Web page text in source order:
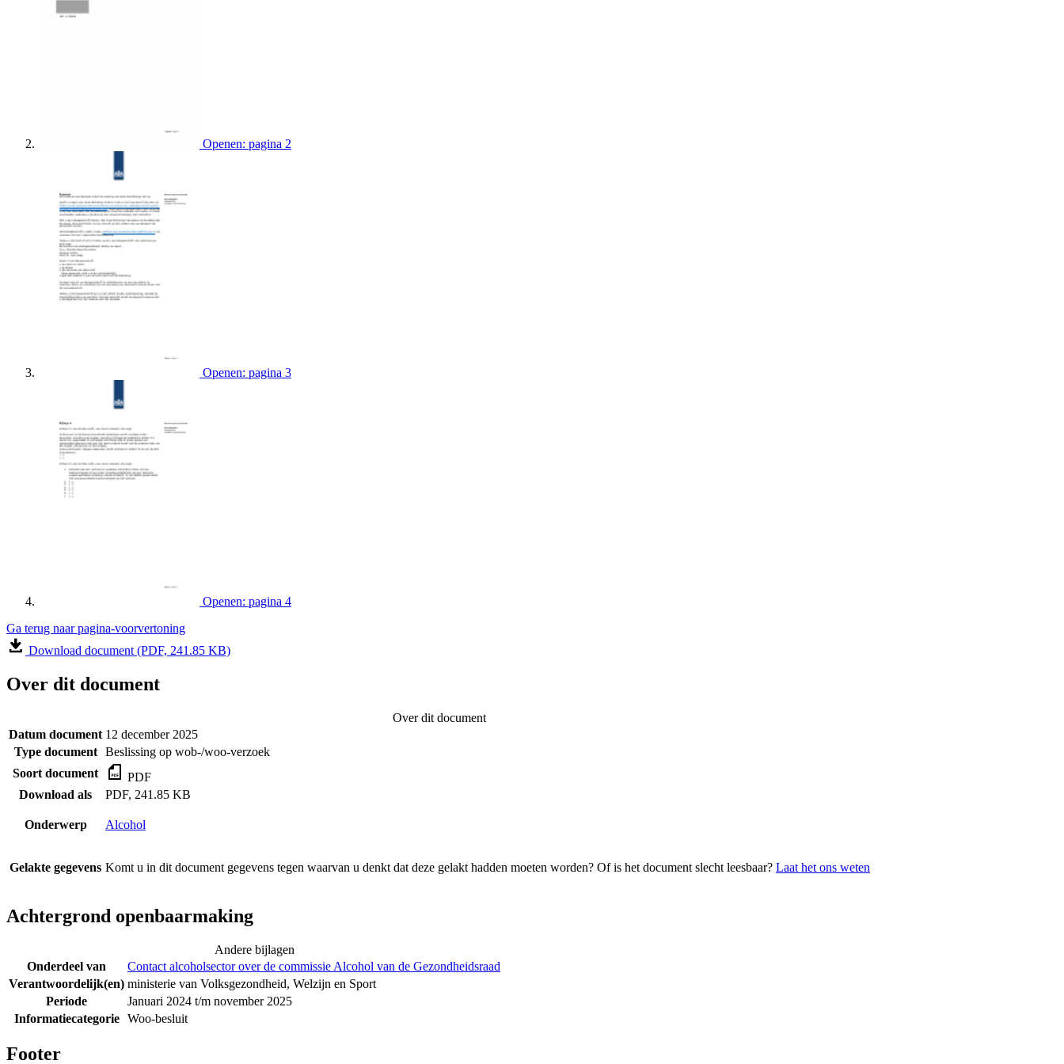
Openen: pagina 2
Openen: pagina 3
Openen: pagina 4
Ga terug naar pagina-voorvertoning
Download document (PDF, 241.85 KB)
Over dit document
Over dit document
Datum document 12 december 2025
Type document
Beslissing op wob-/woo-verzoek
Soort document
PDF
Download als
PDF, 241.85 KB
Onderwerp Alcohol
Gelakte gegevens Komt u in dit document gegevens tegen waarvan u denkt dat deze gelakt hadden moeten worden? Of is het document slecht leesbaar? Laat het ons weten
Achtergrond openbaarmaking
Andere bijlagen
Onderdeel van
Contact alcoholsector over de commissie Alcohol van de Gezondheidsraad
Verantwoordelijk(en) ministerie van Volksgezondheid, Welzijn en Sport
Periode
Januari 2024 t/m november 2025
Informatiecategorie
Woo-besluit
Footer